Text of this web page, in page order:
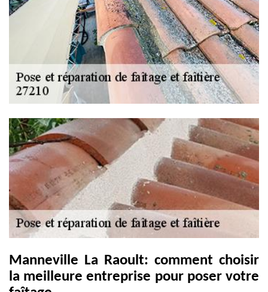
Manneville La Raoult: comment choisir
la meilleure entreprise pour poser votre